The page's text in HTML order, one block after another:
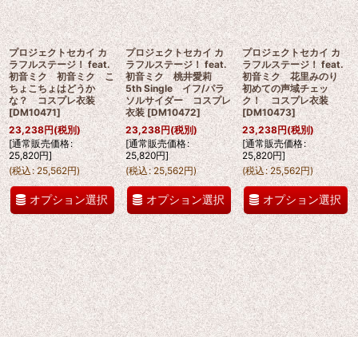
プロジェクトセカイ カ
ラフルステージ！ feat.
初音ミク 初音ミク こ
ちょこちょはどうか
な？ コスプレ衣装
[DM10471]
23,238円(税別)
[通常販売価格:
25,820円]
(税込: 25,562円)
オプション選択
プロジェクトセカイ カ
ラフルステージ！ feat.
初音ミク 桃井愛莉
5th Single イフ/パラ
ソルサイダー コスプレ
衣装 [DM10472]
23,238円(税別)
[通常販売価格:
25,820円]
(税込: 25,562円)
オプション選択
プロジェクトセカイ カ
ラフルステージ！ feat.
初音ミク 花里みのり
初めての声域チェッ
ク！ コスプレ衣装
[DM10473]
23,238円(税別)
[通常販売価格:
25,820円]
(税込: 25,562円)
オプション選択